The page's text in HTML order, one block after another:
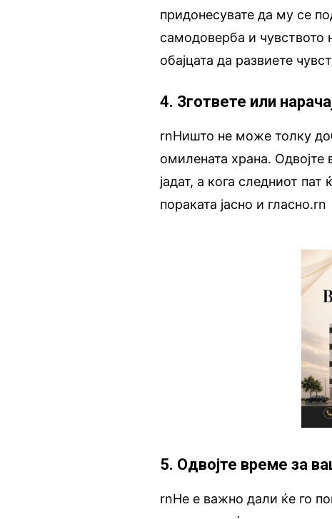
придонесувате да му се
самодоверба и чувството
обајцата да развиете
4. Згответе или
rnНишто не може толку
омилената храна.
јадат, а кога следниот пат
пораката јасно и гласно.rn
5. Одвојте време за
rnНе е важно дали ќе го